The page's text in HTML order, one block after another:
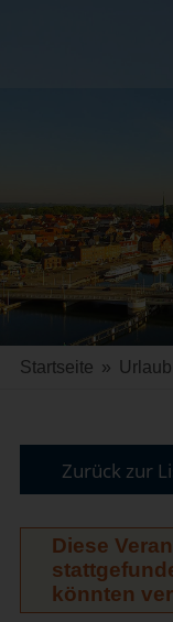
Startseite »
Zurück zur
Diese
könnten